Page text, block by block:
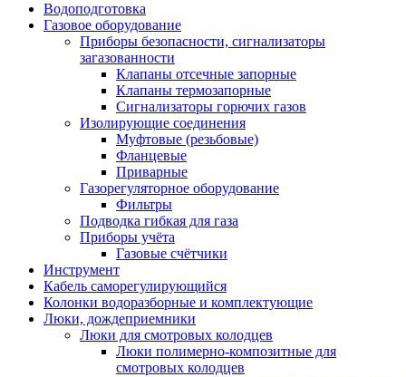
Водоподготовка
Газовое оборудование
Приборы безопасности, сигнализаторы
загазованности
Клапаны отсечные запорные
Клапаны термозапорные
Сигнализаторы горючих газов
Изолирующие соединения
Муфтовые (резьбовые)
Фланцевые
Приварные
Газорегуляторное оборудование
Фильтры
Подводка гибкая для газа
Приборы учёта
Газовые счётчики
Инструмент
Кабель саморегулирующийся
Колонки водоразборные и комплектующие
Люки, дождеприемники
Люки для смотровых колодцев
Люки полимерно-композитные для
смотровых колодцев